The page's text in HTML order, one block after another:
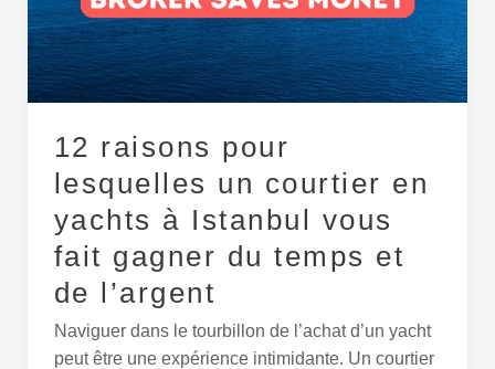
12 raisons pour
lesquelles un courtier en
yachts à Istanbul vous
fait gagner du temps et
de l’argent
Naviguer dans le tourbillon de l’achat d’un yacht
peut être une expérience intimidante. Un courtier
courtier
en
yachts
à
vous
fait
gagner
du
temps
et
de
l’argent